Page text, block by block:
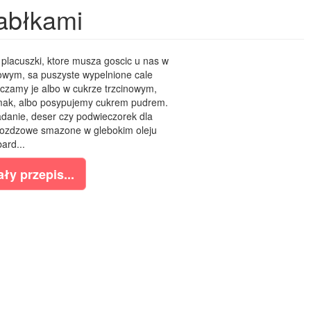
ktore musza goscic u nas w
sa puszyste wypelnione cale
je albo w cukrze trzcinowym,
albo posypujemy cukrem pudrem.
deser czy podwieczorek dla
smazone w glebokim oleju
przepis...